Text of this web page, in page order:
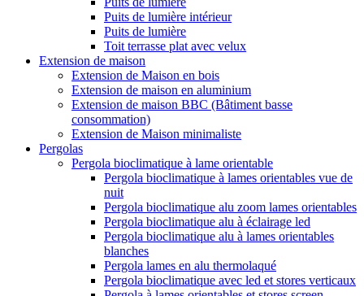
Puits de lumière intérieur
Puits de lumière
Toit terrasse plat avec velux
Extension de maison
Extension de Maison en bois
Extension de maison en aluminium
Extension de maison BBC (Bâtiment basse
consommation)
Extension de Maison minimaliste
Pergolas
Pergola bioclimatique à lame orientable
Pergola bioclimatique à lames orientables vue de
nuit
Pergola bioclimatique alu zoom lames orientables
Pergola bioclimatique alu à éclairage led
Pergola bioclimatique alu à lames orientables
blanches
Pergola lames en alu thermolaqué
Pergola bioclimatique avec led et stores verticaux